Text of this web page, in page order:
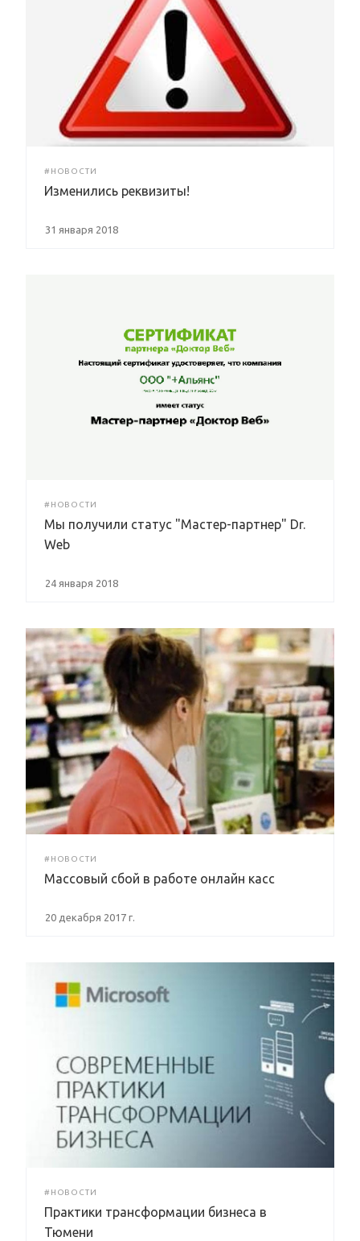
#НОВОСТИ
Изменились реквизиты!
31 января 2018
#НОВОСТИ
Мы получили статус "Мастер-партнер" Dr.
Web
24 января 2018
#НОВОСТИ
Массовый сбой в работе онлайн касс
20 декабря 2017 г.
#НОВОСТИ
Практики трансформации бизнеса в
Тюмени